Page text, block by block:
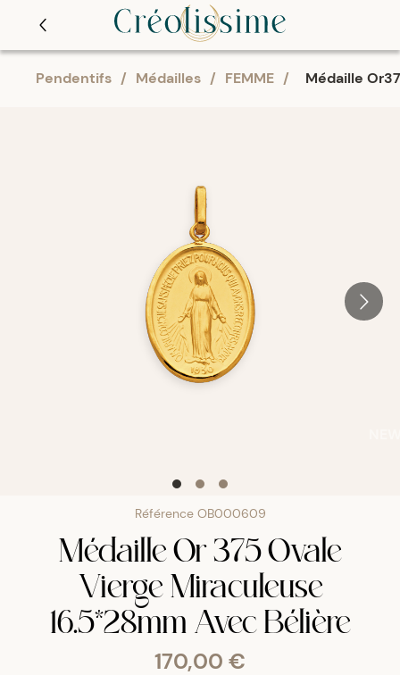
Pendentifs / Médailles / FEMME / Médaille
Référence OB000609
Médaille Or 375 Ovale
Vierge Miraculeuse
16.5*28mm Avec Bélière
170,00 €